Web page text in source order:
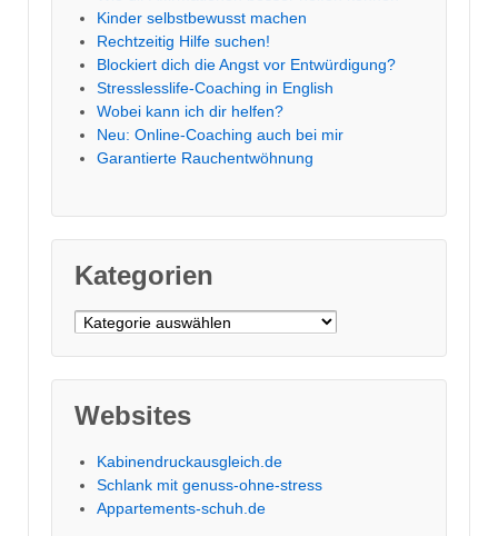
Kinder selbstbewusst machen
Rechtzeitig Hilfe suchen!
Blockiert dich die Angst vor Entwürdigung?
Stresslesslife-Coaching in English
Wobei kann ich dir helfen?
Neu: Online-Coaching auch bei mir
Garantierte Rauchentwöhnung
Kategorien
Kategorien
Websites
Kabinendruckausgleich.de
Schlank mit genuss-ohne-stress
Appartements-schuh.de